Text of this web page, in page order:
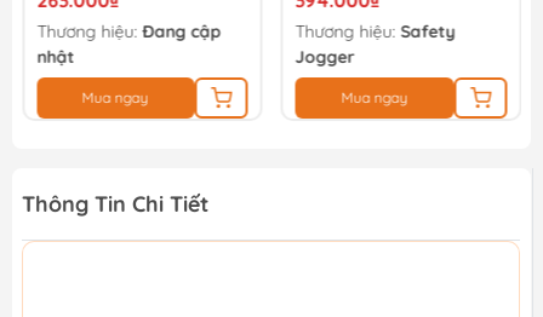
Thương hiệu: Đang cập
nhật
Mua ngay
Thương hiệu:Safety
Jogger
Mua ngay
Thông Tin Chi Tiết